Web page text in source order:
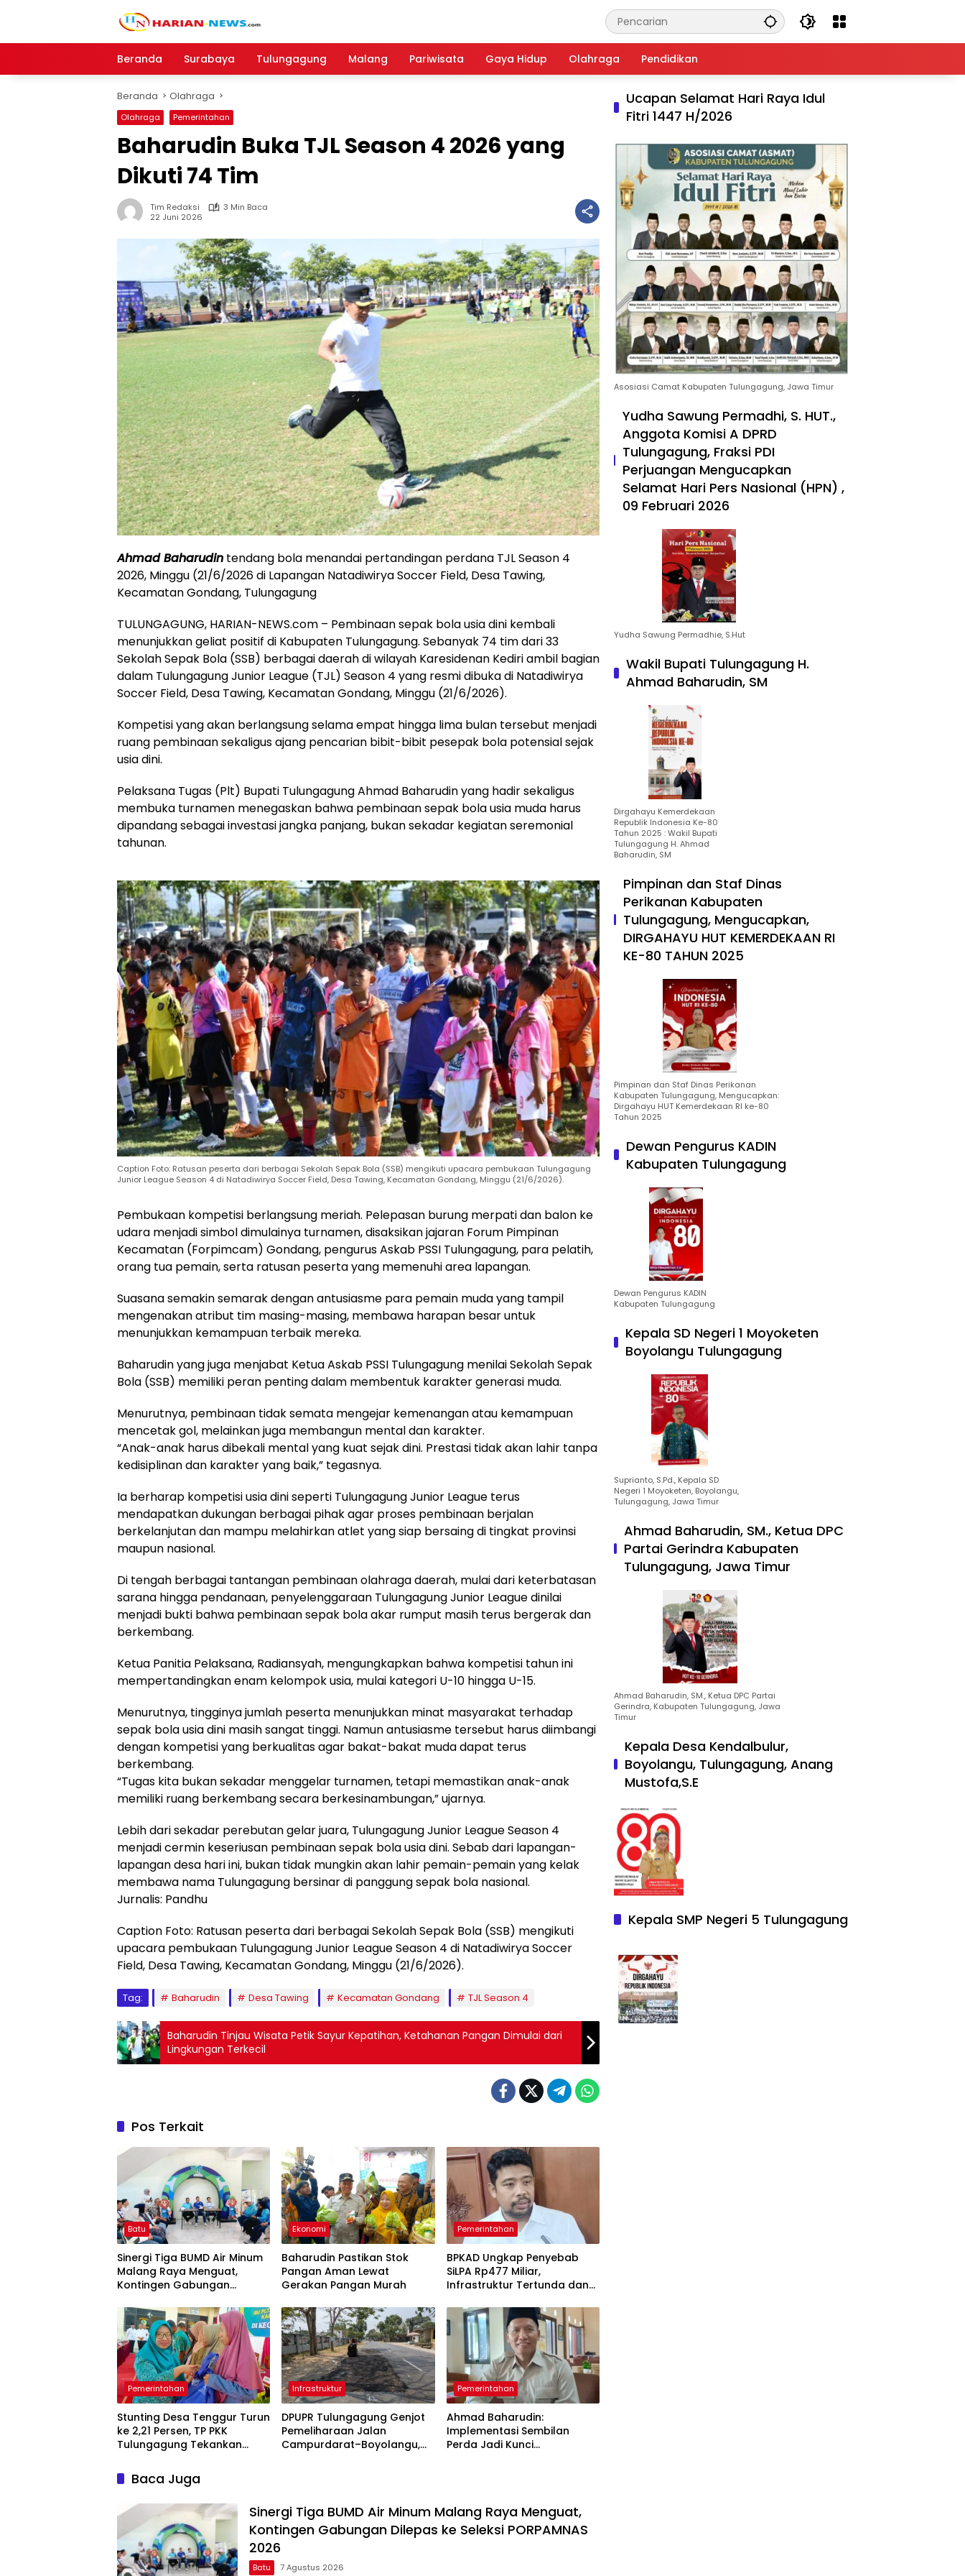
Beranda
Surabaya Tulungagung Malang Pariwisata Gaya Hidup Olahraga Pendidikan
Beranda Olahraga
Olahraga Pemerintahan
Baharudin Buka TJL Season 4 2026 yang
Dikuti 74 Tim
Tim Redaksi
3 Min Baca
22 Juni 2026
Ahmad Baharudin tendang bola menandai pertandingan perdana TJL Season 4
2026, Minggu (21/6/2026 di Lapangan Natadiwirya Soccer Field, Desa Tawing,
Kecamatan Gondang, Tulungagung
TULUNGAGUNG, HARIAN-NEWS.com – Pembinaan sepak bola usia dini kembali
menunjukkan geliat positif di Kabupaten Tulungagung. Sebanyak 74 tim dari 33
Sekolah Sepak Bola (SSB) berbagai daerah di wilayah Karesidenan Kediri ambil bagian
dalam Tulungagung Junior League (TJL) Season 4 yang resmi dibuka di Natadiwirya
Soccer Field, Desa Tawing, Kecamatan Gondang, Minggu (21/6/2026).
Kompetisi yang akan berlangsung selama empat hingga lima bulan tersebut menjadi
ruang pembinaan sekaligus ajang pencarian bibit-bibit pesepak bola potensial sejak
usia dini.
Pelaksana Tugas (Plt) Bupati Tulungagung Ahmad Baharudin yang hadir sekaligus
membuka turnamen menegaskan bahwa pembinaan sepak bola usia muda harus
dipandang sebagai investasi jangka panjang, bukan sekadar kegiatan seremonial
tahunan.
Caption Foto: Ratusan peserta dari berbagai Sekolah Sepak Bola (SSB) mengikuti upacara pembukaan Tulungagung
Junior League Season 4 di Natadiwirya Soccer Field, Desa Tawing, Kecamatan Gondang, Minggu (21/6/2026).
Pembukaan kompetisi berlangsung meriah. Pelepasan burung merpati dan balon ke
udara menjadi simbol dimulainya turnamen, disaksikan jajaran Forum Pimpinan
Kecamatan (Forpimcam) Gondang, pengurus Askab PSSI Tulungagung, para pelatih,
orang tua pemain, serta ratusan peserta yang memenuhi area lapangan.
Suasana semakin semarak dengan antusiasme para pemain muda yang tampil
mengenakan atribut tim masing-masing, membawa harapan besar untuk
menunjukkan kemampuan terbaik mereka.
Baharudin yang juga menjabat Ketua Askab PSSI Tulungagung menilai Sekolah Sepak
Bola (SSB) memiliki peran penting dalam membentuk karakter generasi muda.
Menurutnya, pembinaan tidak semata mengejar kemenangan atau kemampuan
mencetak gol, melainkan juga membangun mental dan karakter.
“Anak-anak harus dibekali mental yang kuat sejak dini. Prestasi tidak akan lahir tanpa
kedisiplinan dan karakter yang baik,” tegasnya.
Ia berharap kompetisi usia dini seperti Tulungagung Junior League terus
mendapatkan dukungan berbagai pihak agar proses pembinaan berjalan
berkelanjutan dan mampu melahirkan atlet yang siap bersaing di tingkat provinsi
maupun nasional.
Di tengah berbagai tantangan pembinaan olahraga daerah, mulai dari keterbatasan
sarana hingga pendanaan, penyelenggaraan Tulungagung Junior League dinilai
menjadi bukti bahwa pembinaan sepak bola akar rumput masih terus bergerak dan
berkembang.
Ketua Panitia Pelaksana, Radiansyah, mengungkapkan bahwa kompetisi tahun ini
mempertandingkan enam kelompok usia, mulai kategori U-10 hingga U-15.
Menurutnya, tingginya jumlah peserta menunjukkan minat masyarakat terhadap
sepak bola usia dini masih sangat tinggi. Namun antusiasme tersebut harus diimbangi
dengan kompetisi yang berkualitas agar bakat-bakat muda dapat terus
berkembang.
“Tugas kita bukan sekadar menggelar turnamen, tetapi memastikan anak-anak
memiliki ruang berkembang secara berkesinambungan,” ujarnya.
Lebih dari sekadar perebutan gelar juara, Tulungagung Junior League Season 4
menjadi cermin keseriusan pembinaan sepak bola usia dini. Sebab dari lapangan-
lapangan desa hari ini, bukan tidak mungkin akan lahir pemain-pemain yang kelak
membawa nama Tulungagung bersinar di panggung sepak bola nasional.
Jurnalis: Pandhu
Caption Foto: Ratusan peserta dari berbagai Sekolah Sepak Bola (SSB) mengikuti
upacara pembukaan Tulungagung Junior League Season 4 di Natadiwirya Soccer
Field, Desa Tawing, Kecamatan Gondang, Minggu (21/6/2026).
Tag: Baharudin Desa Tawing Kecamatan Gondang TJL Season 4
Baharudin Tinjau Wisata Petik Sayur Kepatihan, Ketahanan Pangan Dimulai dari
Lingkungan Terkecil
Pos Terkait
Batu
Sinergi Tiga BUMD Air Minum
Malang Raya Menguat,
Kontingen Gabungan
PORPAMNAS 2026
Ekonomi
Baharudin Pastikan Stok
Pangan Aman Lewat
Gerakan Pangan Murah
Pemerintahan
BPKAD Ungkap Penyebab
SiLPA Rp477 Miliar,
Infrastruktur Tertunda dan
Pemerintahan
Stunting Desa Tenggur Turun
ke 2,21 Persen, TP PKK
Tulungagung Tekankan
Berkelanjutan
Infrastruktur
DPUPR Tulungagung Genjot
Pemeliharaan Jalan
Campurdarat–Boyolangu,
Pemerintahan
Ahmad Baharudin:
Implementasi Sembilan
Perda Jadi Kunci
Baca Juga
Sinergi Tiga BUMD Air Minum Malang Raya Menguat,
Kontingen Gabungan Dilepas ke Seleksi PORPAMNAS
2026
Batu 7 Agustus 2026
Ucapan Selamat Hari Raya Idul
Fitri 1447 H/2026
Asosiasi Camat Kabupaten Tulungagung, Jawa Timur
Yudha Sawung Permadhi, S. HUT.,
Anggota Komisi A DPRD
Tulungagung, Fraksi PDI
Perjuangan Mengucapkan
Selamat Hari Pers Nasional (HPN) ,
09 Februari 2026
Yudha Sawung Permadhie, S.Hut
Wakil Bupati Tulungagung H.
Ahmad Baharudin, SM
Dirgahayu Kemerdekaan
Republik Indonesia Ke-80
Tahun 2025 : Wakil Bupati
Tulungagung H. Ahmad
Baharudin, SM
Pimpinan dan Staf Dinas
Perikanan Kabupaten
Tulungagung, Mengucapkan,
DIRGAHAYU HUT KEMERDEKAAN RI
KE-80 TAHUN 2025
Pimpinan dan Staf Dinas Perikanan
Kabupaten Tulungagung, Mengucapkan:
Dirgahayu HUT Kemerdekaan RI ke-80
Tahun 2025
Dewan Pengurus KADIN
Kabupaten Tulungagung
Dewan Pengurus KADIN
Kabupaten Tulungagung
Kepala SD Negeri 1 Moyoketen
Boyolangu Tulungagung
Suprianto, S.Pd., Kepala SD
Negeri 1 Moyoketen, Boyolangu,
Tulungagung, Jawa Timur
Ahmad Baharudin, SM., Ketua DPC
Partai Gerindra Kabupaten
Tulungagung, Jawa Timur
Ahmad Baharudin, SM., Ketua DPC Partai
Gerindra, Kabupaten Tulungagung, Jawa
Timur
Kepala Desa Kendalbulur,
Boyolangu, Tulungagung, Anang
Mustofa,S.E
Kepala SMP Negeri 5 Tulungagung